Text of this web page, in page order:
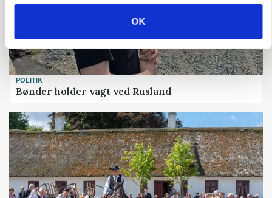
OK
POLITIK
Bønder holder vagt ved Rusland